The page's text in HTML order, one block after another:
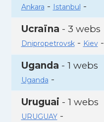
Ankara - Istanbul -
Ucraïna - 3 webs
Dnipropetrovsk- Kiev-
Uganda - 1 webs
Uganda -
Uruguai - 1 webs
URUGUAY-